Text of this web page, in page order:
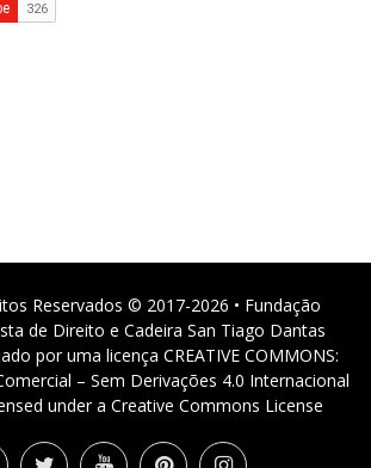
Reservados © 2017-2026 • Fundação
de Direito e Cadeira San Tiago Dantas
por uma licença CREATIVE COMMONS:
– Sem Derivações 4.0 Internacional
under a Creative Commons License